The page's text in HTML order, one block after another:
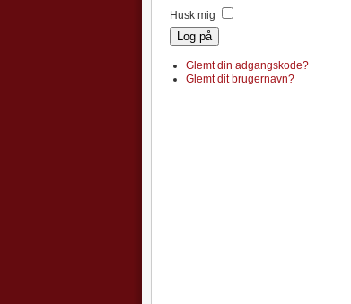
Husk mig
Glemt din adgangskode?
Glemt dit brugernavn?